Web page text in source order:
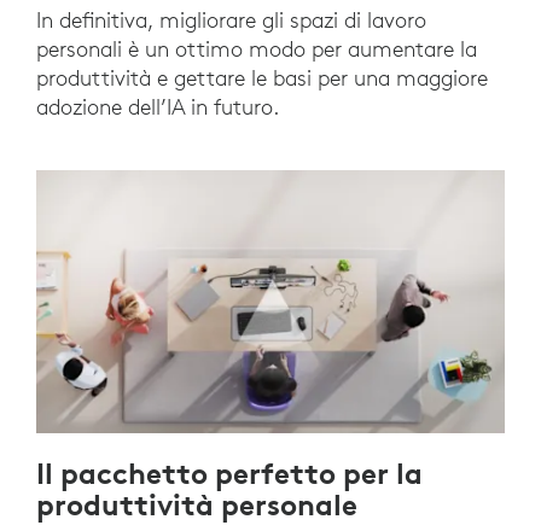
In definitiva, migliorare gli spazi di lavoro
personali è un ottimo modo per aumentare la
produttività e gettare le basi per una maggiore
adozione dell’IA in futuro.
Il pacchetto perfetto per la
produttività personale